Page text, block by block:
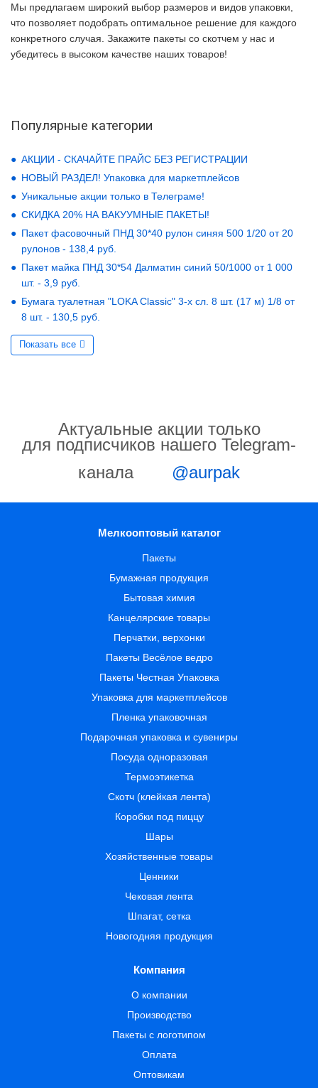
Мы предлагаем широкий выбор размеров и видов упаковки,
что позволяет подобрать оптимальное решение для каждого
конкретного случая. Закажите пакеты со скотчем у нас и
убедитесь в высоком качестве наших товаров!
Популярные категории
АКЦИИ - СКАЧАЙТЕ ПРАЙС БЕЗ РЕГИСТРАЦИИ
НОВЫЙ РАЗДЕЛ! Упаковка для маркетплейсов
Уникальные акции только в Телеграме!
СКИДКА 20% НА ВАКУУМНЫЕ ПАКЕТЫ!
Пакет фасовочный ПНД 30*40 рулон синяя 500 1/20 от 20
рулонов - 138,4 руб.
Пакет майка ПНД 30*54 Далматин синий 50/1000 от 1 000
шт. - 3,9 руб.
Бумага туалетная "LOKA Classic" 3-х сл. 8 шт. (17 м) 1/8 от
8 шт. - 130,5 руб.
Показать все
Актуальные акции только
для подписчиков нашего Telegram-
канала
@aurpak
Мелкооптовый каталог
Пакеты
Бумажная продукция
Бытовая химия
Канцелярские товары
Перчатки, верхонки
Пакеты Весёлое ведро
Пакеты Честная Упаковка
Упаковка для маркетплейсов
Пленка упаковочная
Подарочная упаковка и сувениры
Посуда одноразовая
Термоэтикетка
Скотч (клейкая лента)
Коробки под пиццу
Шары
Хозяйственные товары
Ценники
Чековая лента
Шпагат, сетка
Новогодняя продукция
Компания
О компании
Производство
Пакеты с логотипом
Оплата
Оптовикам